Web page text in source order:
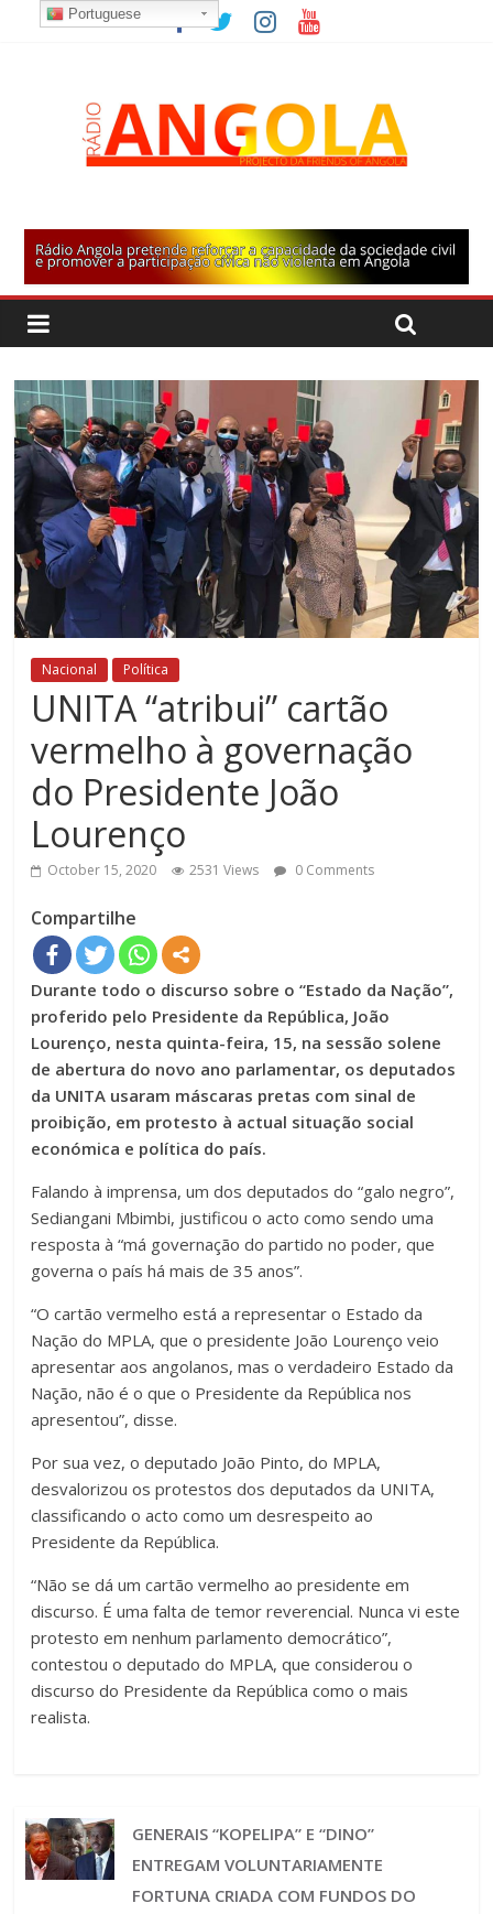
Nacional Política
UNITA “atribui” cartão
vermelho à governação
do Presidente João
Lourenço
October 15, 2020 2531 Views 0 Comments
Compartilhe
Durante todo o discurso sobre o “Estado da Nação”,
proferido pelo Presidente da República, João
Lourenço, nesta quinta-feira, 15, na sessão solene
de abertura do novo ano parlamentar, os deputados
da UNITA usaram máscaras pretas com sinal de
proibição, em protesto à actual situação social
económica e política do país.
Falando à imprensa, um dos deputados do “galo negro”,
Sediangani Mbimbi, justificou o acto como sendo uma
resposta à “má governação do partido no poder, que
governa o país há mais de 35 anos”.
“O cartão vermelho está a representar o Estado da
Nação do MPLA, que o presidente João Lourenço veio
apresentar aos angolanos, mas o verdadeiro Estado da
Nação, não é o que o Presidente da República nos
apresentou”, disse.
Por sua vez, o deputado João Pinto, do MPLA,
desvalorizou os protestos dos deputados da UNITA,
classificando o acto como um desrespeito ao
Presidente da República.
“Não se dá um cartão vermelho ao presidente em
discurso. É uma falta de temor reverencial. Nunca vi este
protesto em nenhum parlamento democrático”,
contestou o deputado do MPLA, que considerou o
discurso do Presidente da República como o mais
realista.
GENERAIS “KOPELIPA” E “DINO”
ENTREGAM VOLUNTARIAMENTE
FORTUNA CRIADA COM FUNDOS DO
Portuguese